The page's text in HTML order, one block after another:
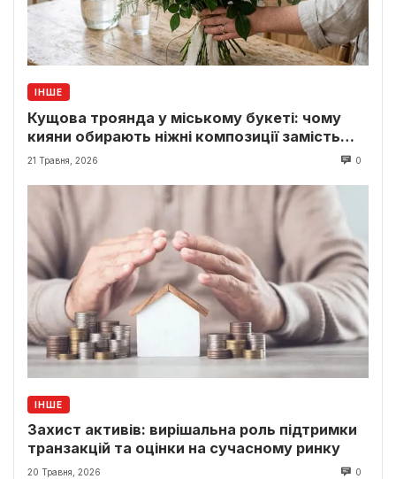
ІНШЕ
Кущова троянда у міському букеті: чому
кияни обирають ніжні композиції замість
класики
21 Травня, 2026 0
ІНШЕ
Захист активів: вирішальна роль підтримки
транзакцій та оцінки на сучасному ринку
20 Травня, 2026 0